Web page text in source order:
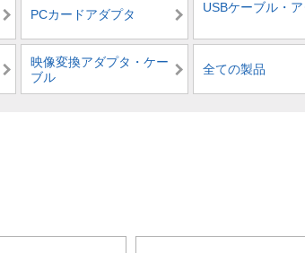
PCカードアダプタ
USBケーブル・
映像変換アダプタ・ケー
ブル
全ての製品